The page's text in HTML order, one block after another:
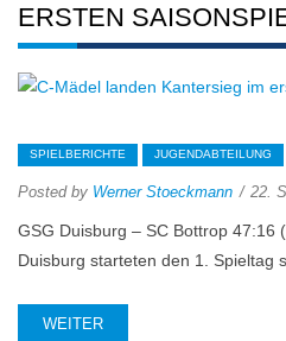
ERSTEN
SPIELBERICHTE JUGENDABTEILUNG
Posted by Werner Stoeckmann 22.
GSG Duisburg – SC Bottrop 47:16
Duisburg starteten den 1. Spieltag
WEITER